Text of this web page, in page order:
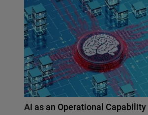
AI as an Operational Capability